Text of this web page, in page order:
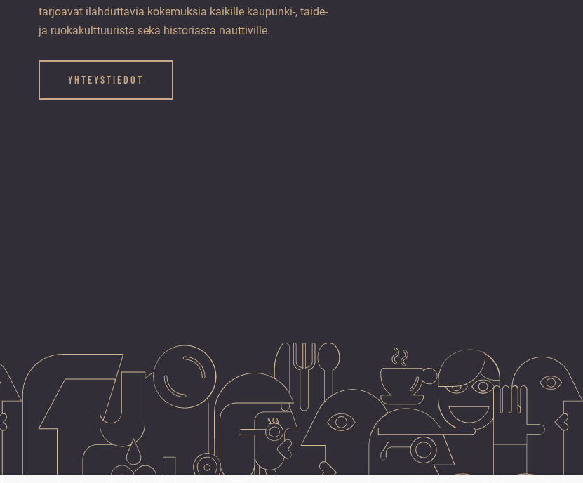
tarjoavat ilahduttavia kokemuksia kaikille kaupunki-, taide-
ja ruokakulttuurista sekä historiasta nauttiville.
YHTEYSTIEDOT